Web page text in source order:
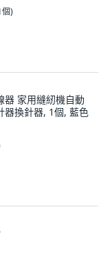
)
器 家用縫紉機自動
器換針器, 1個, 藍色